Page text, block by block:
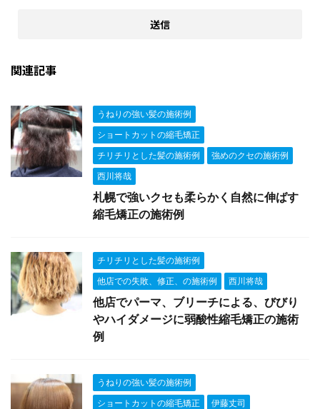
関連記事
うねりの強い髪の施術例
ショートカットの縮毛矯正
チリチリとした髪の施術例
強めのクセの施術例
西川将哉
札幌で強いクセも柔らかく自然に伸ばす
縮毛矯正の施術例
チリチリとした髪の施術例
他店での失敗、修正、の施術例
西川将哉
他店でパーマ、ブリーチによる、びびり
やハイダメージに弱酸性縮毛矯正の施術
例
うねりの強い髪の施術例
ショートカットの縮毛矯正
伊藤丈司